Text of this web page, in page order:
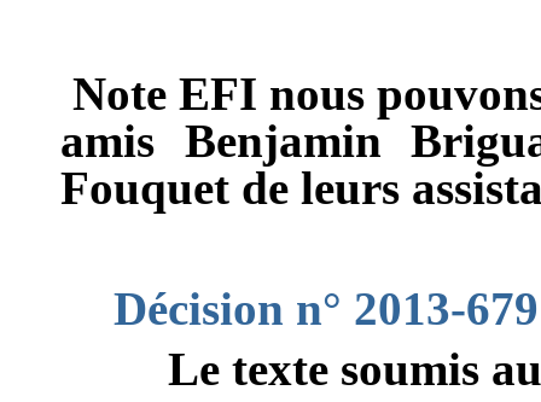
Note EFI nous
amis Benjamin
Fouquet de leurs
Décision n° 2013-
Le texte soumis